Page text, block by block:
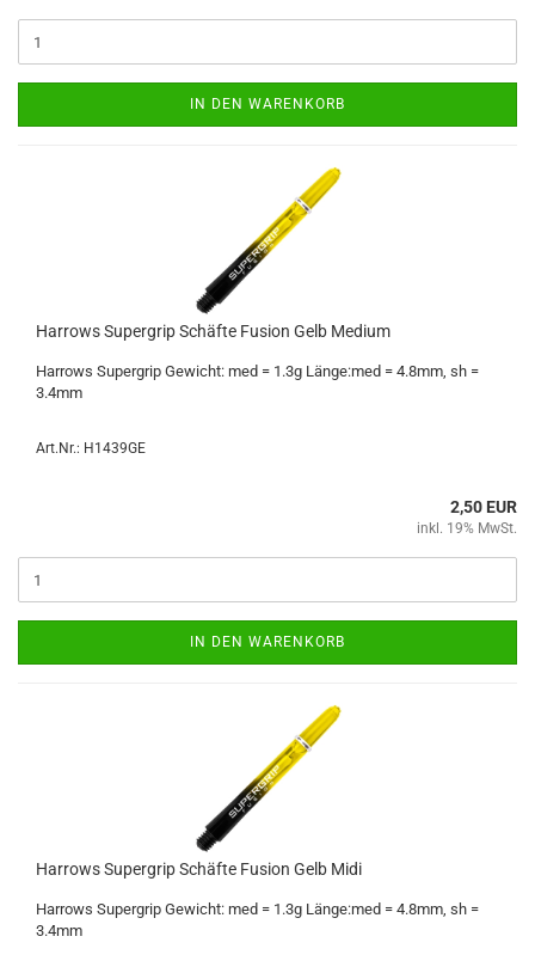
IN DEN WARENKORB
Har­rows Su­per­grip Schäf­te Fu­si­on Gelb Me­di­um
Har­rows Su­per­grip Ge­wicht: med = 1.3g Länge:med = 4.8mm, sh =
3.4mm
Art.Nr.: H1439GE
2,50 EUR
inkl. 19% MwSt.
IN DEN WARENKORB
Har­rows Su­per­grip Schäf­te Fu­si­on Gelb Midi
Har­rows Su­per­grip Ge­wicht: med = 1.3g Länge:med = 4.8mm, sh =
3.4mm